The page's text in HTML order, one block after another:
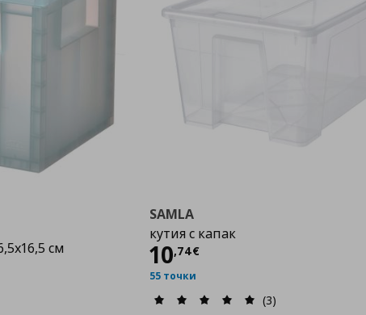
см
SAMLA
кутия с капак
10,74€
Цена
55 точки
(3)